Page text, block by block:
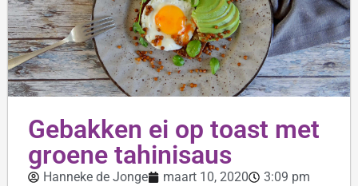
Gebakken ei op toast met
groene tahinisaus
Hanneke de Jonge maart 10, 2020
3:09 pm